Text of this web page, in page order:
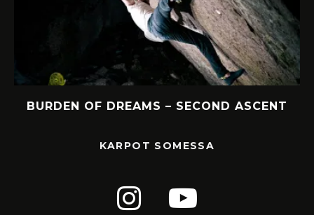
BURDEN OF DREAMS – SECOND ASCENT
KARPOT SOMESSA